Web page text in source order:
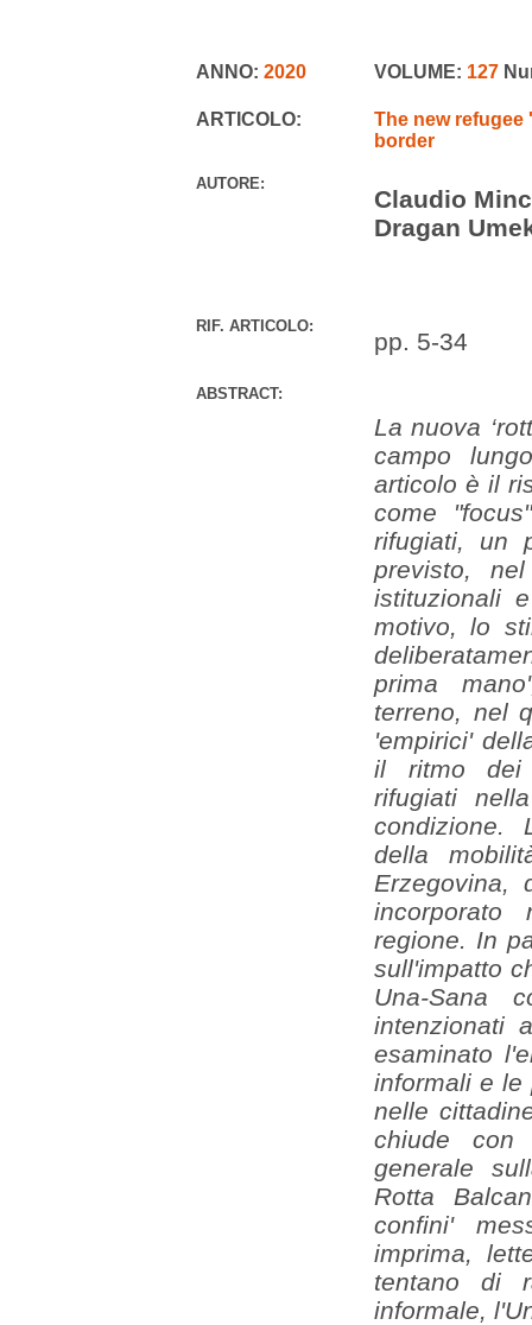
ANNO: 2020 VOLUME: 127
ARTICOLO:
The new
border
AUTORE:
Claudio
Dragan
RIF. ARTICOLO:
pp. 5-34
ABSTRACT:
La nuova
campo
articolo è il
come
rifugiati, un
previsto,
istituzionali
motivo, lo
prima
terreno, nel
'empirici'
il ritmo dei
rifugiati
condizione.
della
regione. In
sull'impatto
Una-Sana
intenzionati
esaminato
informali e le
nelle
chiude con
generale
Rotta
confini'
imprima,
tentano di
informale,